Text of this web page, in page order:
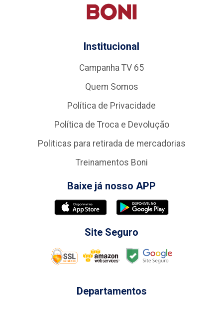
Institucional
Campanha TV 65
Quem Somos
Política de Privacidade
Política de Troca e Devolução
Politicas para retirada de mercadorias
Treinamentos Boni
Baixe já nosso APP
Site Seguro
Departamentos